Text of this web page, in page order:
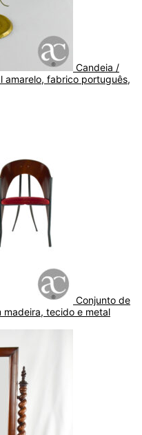
Candeia /
amarelo, fabrico português,
Conjunto de
madeira, tecido e metal